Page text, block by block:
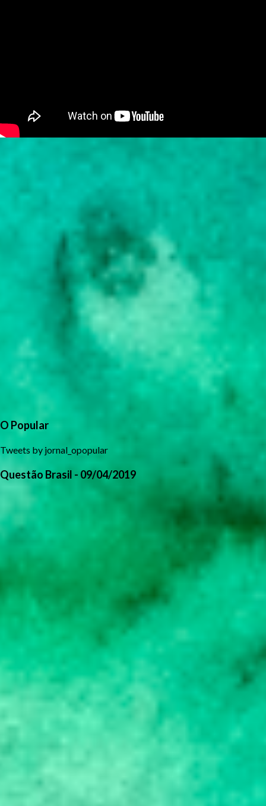
O Popular
Tweets by jornal_opopular
Questão Brasil - 09/04/2019